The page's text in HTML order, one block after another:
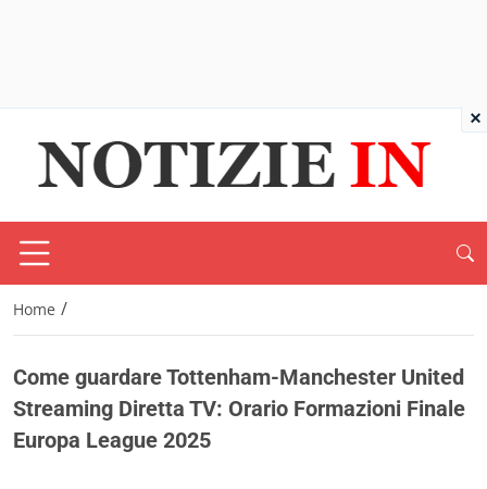
Home /
Come guardare Tottenham-Manchester United
Streaming Diretta TV: Orario Formazioni Finale
Europa League 2025
×